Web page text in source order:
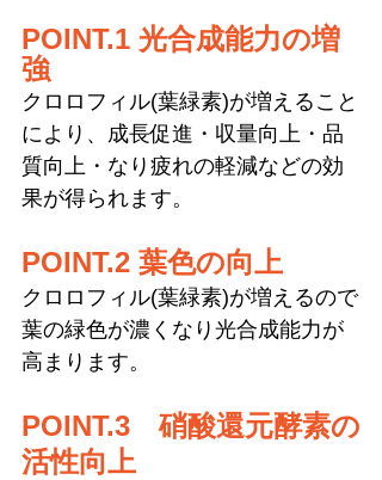
POINT.1 光合成能力の増
強
クロロフィル(葉緑素)が増えること
により、成長促進・収量向上・品
質向上・なり疲れの軽減などの効
果が得られます。
POINT.2 葉色の向上
クロロフィル(葉緑素)が増えるので
葉の緑色が濃くなり光合成能力が
高まります。
POINT.3　硝酸還元酵素の
活性向上